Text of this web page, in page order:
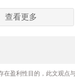
查看更多
在盈利性目的，此文观